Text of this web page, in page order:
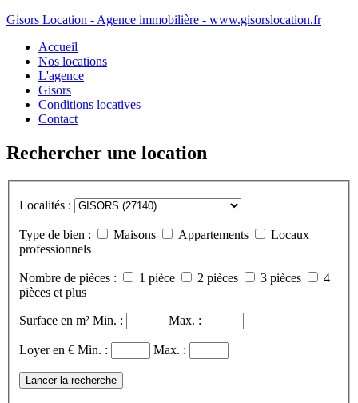
Gisors Location - Agence immobilière - www.gisorslocation.fr
Accueil
Nos locations
L'agence
Gisors
Conditions locatives
Contact
Rechercher une location
Localités :
Type de bien : Maisons Appartements
Locaux
professionnels
Nombre de pièces : 1 pièce 2 pièces 3 pièces
4
pièces et plus
Surface en m² Min. : Max. :
Loyer en € Min. : Max. :
Lancer la recherche